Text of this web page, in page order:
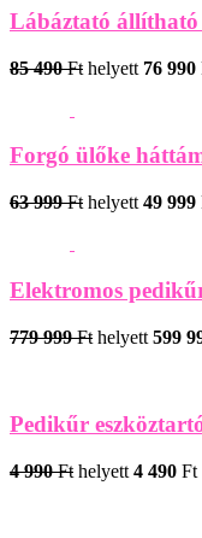
Lábáztató állítható
85 490 Ft helyett 76 990
Forgó ülőke
63 999 Ft helyett 49 999
Elektromos
779 999 Ft helyett 599
Pedikűr
4 990 Ft helyett 4 490 Ft